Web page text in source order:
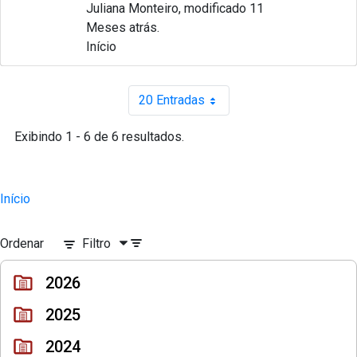
Juliana Monteiro, modificado 11
Meses atrás.
Início
20 EntradasPor página
Exibindo 1 - 6 de 6 resultados.
Início
Ordenar Filtro
2026
2025
2024